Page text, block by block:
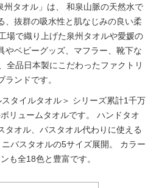
タオル」は、
和泉山脈の天然水で
、抜群の吸水性と肌なじみの良い柔
場で織り上げた泉州タオルや愛媛の
やベビーグッズ、マフラー、靴下な
全品日本製にこだわったファクトリ
ランドです。
タイルタオル＞ シリーズ累計1千万
リュームタオルです。
ハンドタオ
タオル、バスタオル代わりに使える
バスタオルの5サイズ展開。
カラー
も全18色と豊富です。